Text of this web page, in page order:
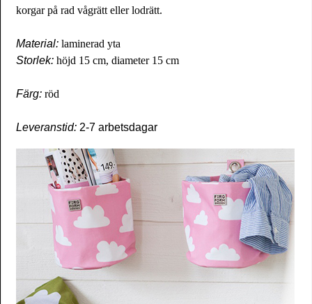
korgar på rad vågrätt eller lodrätt.
Material: laminerad yta
Storlek: höjd 15 cm, diameter 15 cm
Färg: röd
Leveranstid: 2-7 arbetsdagar